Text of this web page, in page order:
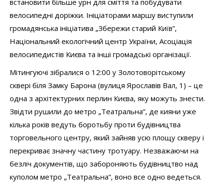
велосипедні доріжки. Ініціаторами маршу виступили
громадянська ініціатива „Збережи старий Київ”,
Національний екологічний центр України, Асоціація
велосипедистів Києва та інші громадські організації.
Мітингуючі зібралися о 12:00 у Золотоворітському
сквері біля Замку Барона (вулиця Ярославів Вал, 1) – це
одна з архітектурних перлин Києва, яку можуть знести.
Звідти рушили до метро „Театральна”, де кияни уже
кілька років ведуть боротьбу проти будівництва
торговельного центру, який зайняв усю площу скверу і
перекриває значну частину тротуару. Незважаючи на
безліч документів, що забороняють будівництво над
куполом метро „Театральна”, воно все одно ведеться.